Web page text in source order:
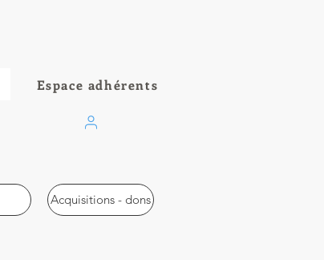
Espace adhérents
Acquisitions - dons